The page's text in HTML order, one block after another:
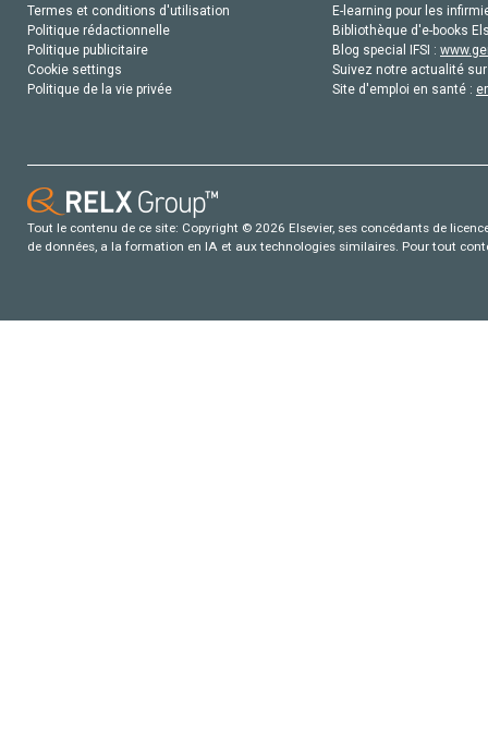
Termes et conditions d'utilisation
Politique rédactionnelle
Politique publicitaire
Cookie settings
Politique de la vie privée
E-learning pour les
Bibliothèque d'e-books
Blog special IFSI :
Suivez notre actualité
Site d'emploi en santé :
Tout le contenu de ce site: Copyright © 2026 Elsevier, ses concédants de
de données, a la formation en IA et aux technologies similaires. Pour tout